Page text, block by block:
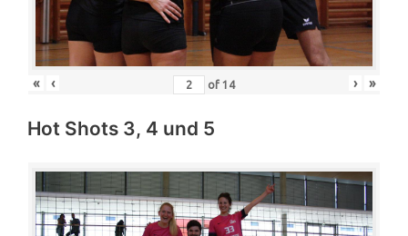
« ‹ of 14 › »
Hot Shots 3, 4 und 5